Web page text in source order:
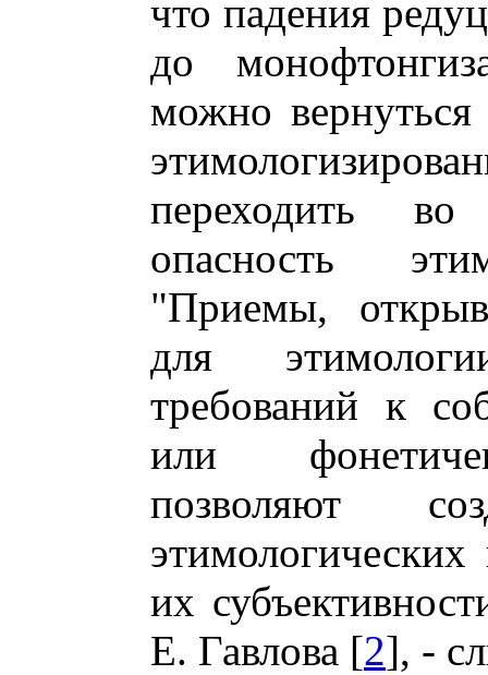
что падения
до
можно
переходить
опасность
"Приемы,
для
требований к
или
позволяют
их
Е. Гавлова [2], -